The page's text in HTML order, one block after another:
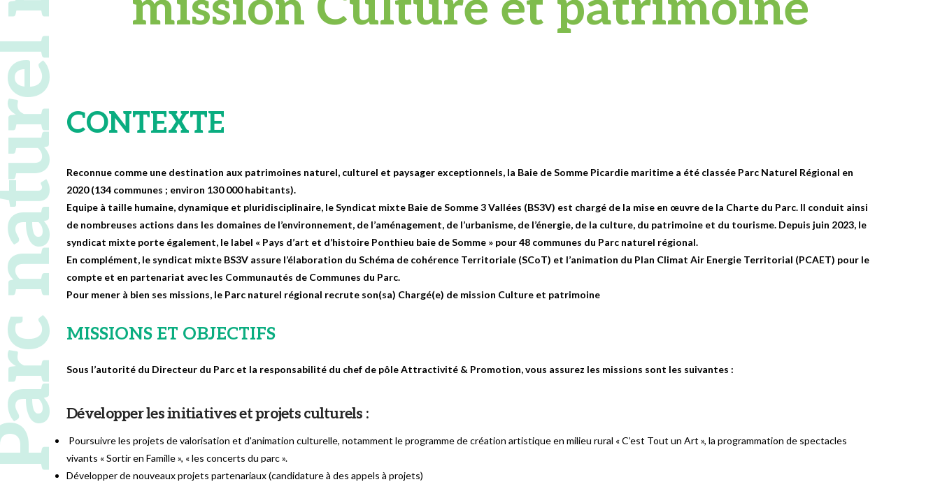
CONTEXTE
Reconnue comme une destination aux patrimoines naturel, culturel et paysager exceptionnels, la Baie de Somme Picardie maritime a été classée Parc Naturel Régional en
2020 (134 communes ; environ 130 000 habitants).
Equipe à taille humaine, dynamique et pluridisciplinaire, le Syndicat mixte Baie de Somme 3 Vallées (BS3V) est chargé de la mise en œuvre de la Charte du Parc. Il conduit ainsi
de nombreuses actions dans les domaines de l’environnement, de l’aménagement, de l’urbanisme, de l’énergie, de la culture, du patrimoine et du tourisme. Depuis juin 2023, le
syndicat mixte porte également, le label « Pays d’art et d’histoire Ponthieu baie de Somme » pour 48 communes du Parc naturel régional.
En complément, le syndicat mixte BS3V assure l’élaboration du Schéma de cohérence Territoriale (SCoT) et l’animation du Plan Climat Air Energie Territorial (PCAET) pour le
compte et en partenariat avec les Communautés de Communes du Parc.
Pour mener à bien ses missions, le Parc naturel régional recrute son(sa) Chargé(e) de mission Culture et patrimoine
MISSIONS ET OBJECTIFS
Sous l’autorité du Directeur du Parc et la responsabilité du chef de pôle Attractivité & Promotion, vous assurez les missions sont les suivantes :
Développer les initiatives et projets culturels :
Poursuivre les projets de valorisation et d'animation culturelle, notamment le programme de création artistique en milieu rural « C’est Tout un Art », la programmation de spectacles
vivants « Sortir en Famille », « les concerts du parc ».
Développer de nouveaux projets partenariaux (candidature à des appels à projets)